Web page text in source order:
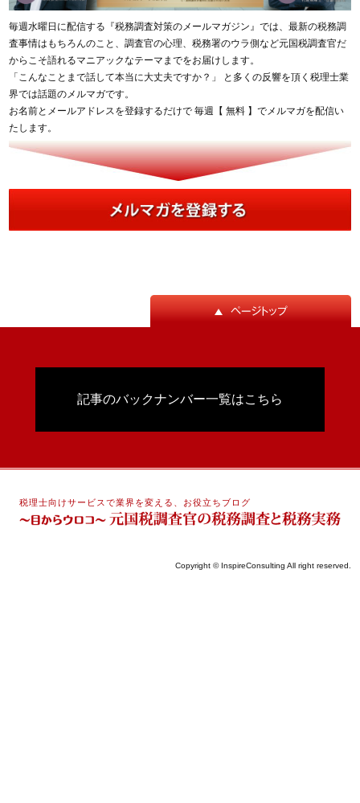
毎週水曜日に配信する『税務調査対策のメールマガジン』では、最新の税務調
査事情はもちろんのこと、調査官の心理、税務署のウラ側など元国税調査官だ
からこそ語れるマニアックなテーマまでをお届けします。
「こんなことまで話して本当に大丈夫ですか？」 と多くの反響を頂く税理士業
界では話題のメルマガです。
お名前とメールアドレスを登録するだけで 毎週【 無料 】でメルマガを配信い
たします。
記事のバックナンバー一覧はこちら
税理士向けサービスで業界を変える、お役立ちブログ
Copyright © InspireConsulting All right reserved.